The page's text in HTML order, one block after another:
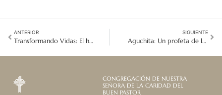
ANTERIOR
Transformando Vidas: El hogar Maria Droste para Adolescentes en Pakistán
SIGUIENTE
Aguchita: Un profeta de la paz que nunca se rindió
CONGREGACIÓN DE NUESTRA
SEÑORA DE LA CARIDAD DEL
BUEN PASTOR